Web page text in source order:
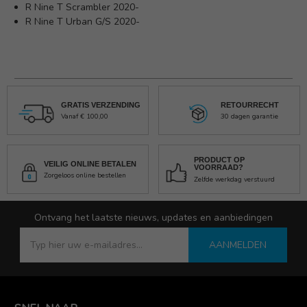
R Nine T Scrambler 2020-
R Nine T Urban G/S 2020-
GRATIS VERZENDING
Vanaf € 100,00
RETOURRECHT
30 dagen garantie
VEILIG ONLINE BETALEN
Zorgeloos online bestellen
PRODUCT OP
VOORRAAD?
Zelfde werkdag verstuurd
Ontvang het laatste nieuws, updates en aanbiedingen
AANMELDEN